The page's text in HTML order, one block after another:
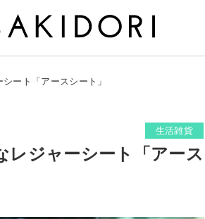
ート「アースシート」
生活雑貨
レジャーシート「アース